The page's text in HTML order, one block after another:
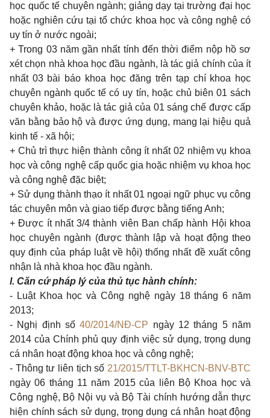
học quốc tế chuyên ngành; giảng dạy tại trường đại học
hoặc nghiên cứu tại tổ chức khoa học và công nghệ có
uy tín ở nước ngoài;
+ Trong 03 năm gần nhất tính đến thời điểm nộp hồ sơ
xét chọn nhà khoa học đầu ngành, là tác giả chính của ít
nhất 03 bài báo khoa học đăng trên tạp chí khoa học
chuyên ngành quốc tế có uy tín, hoặc chủ biên 01 sách
chuyên khảo, hoặc là tác giả của 01 sáng chế được cấp
văn bằng bảo hộ và được ứng dụng, mang lại hiệu quả
kinh tế - xã hội;
+ Chủ trì thực hiện thành công ít nhất 02 nhiệm vụ khoa
học và công nghệ cấp quốc gia hoặc nhiệm vụ khoa học
và công nghệ đặc biệt;
+ Sử dụng thành thạo ít nhất 01 ngoại ngữ phục vụ công
tác chuyên môn và giao tiếp được bằng tiếng Anh;
+ Được ít nhất 3/4 thành viên Ban chấp hành Hội khoa
học chuyên ngành (được thành lập và hoạt động theo
quy định của pháp luật về hội) thống nhất đề xuất công
nhận là nhà khoa học đầu ngành.
l. Căn cứ pháp lý của thủ tục hành chính:
- Luật Khoa học và Công nghệ ngày 18 tháng 6 năm
2013;
- Nghị định số40/2014/NĐ-CP ngày 12 tháng 5 năm
2014 của Chính phủ quy định việc sử dụng, trọng dụng
cá nhân hoạt động khoa học và công nghệ;
- Thông tư liên tịch số 21/2015/TTLT-BKHCN-BNV-BTC
ngày 06 tháng 11 năm 2015 của liên Bộ Khoa học và
Công nghệ, Bộ Nội vụ và Bộ Tài chính hướng dẫn thực
hiện chính sách sử dụng, trọng dụng cá nhân hoạt động